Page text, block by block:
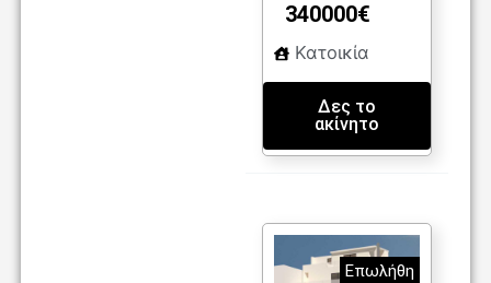
340000€
Κατοικία
Δες το
ακίνητο
Επωλήθη